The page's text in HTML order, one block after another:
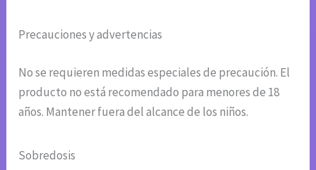
Precauciones y advertencias
No se requieren medidas especiales de precaución. El
producto no está recomendado para menores de 18
años. Mantener fuera del alcance de los niños.
Sobredosis